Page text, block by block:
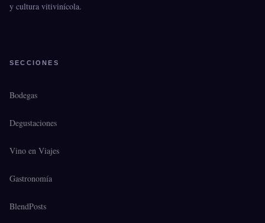
y cultura vitivinícola.
SECCIONES
Bodegas
Degustaciones
Vino en Viajes
Gastronomía
BlendPosts